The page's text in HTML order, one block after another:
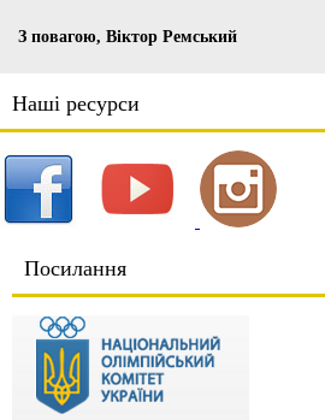
З повагою, Віктор Ремський
Наші ресурси
Посилання